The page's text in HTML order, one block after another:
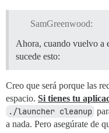
SamGreenwood:
Ahora, cuando vuelvo a
sucede esto:
Creo que será porque las
espacio. Si tienes tu
./launcher cleanup
a nada. Pero asegúrate de